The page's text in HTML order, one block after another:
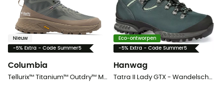
Nieuw
-5% Extra - Code Summer5
Columbia
Tellurix™ Titanium™ Outdry™ Mid - Wandelschoenen - Dames
Eco-ontworpen
-5% Extra - Code Summer5
Hanwag
Tatra II Lady GTX - Wandelschoenen Dames